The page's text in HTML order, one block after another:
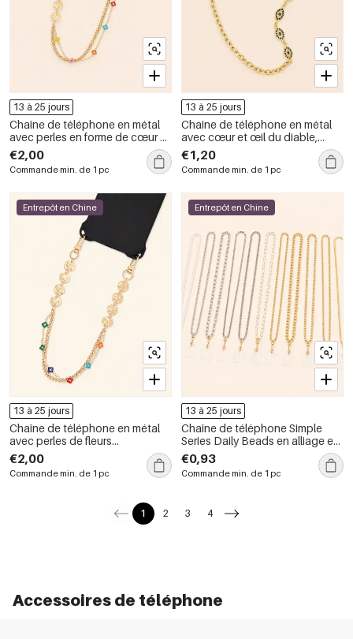
13 à 25 jours
Chaîne de téléphone en métal
avec perles en forme de cœur et
de trèfle, collection Simple
Series Daily Flower, couleurs
assorties.
€2,00
Commande min. de 1 pc
13 à 25 jours
Chaîne de téléphone en métal
avec cœur et œil du diable,
collection Simple Series Daily
€1,20
Commande min. de 1 pc
Entrepôt en Chine
13 à 25 jours
Chaîne de téléphone en métal
avec perles de fleurs
multicolores et motif trèfle,
collection Simple Series Daily
Flower Beads.
€2,00
Commande min. de 1 pc
Entrepôt en Chine
13 à 25 jours
Chaîne de téléphone Simple
Series Daily Beads en alliage et
perles artificielles
€0,93
Commande min. de 1 pc
1 2 3 4
Accessoires de téléphone